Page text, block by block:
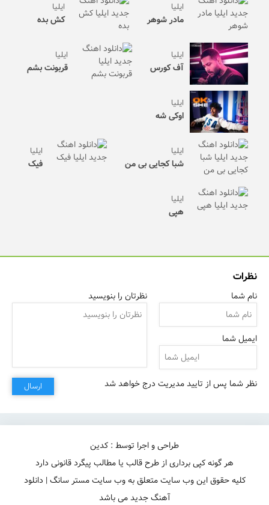
ایلیا
مادر شوهر
ایلیا
کش بده
ایلیا
آف کورس
ایلیا
قربونت بشم
ایلیا
اوکی شه
ایلیا
شبا کجایی بی من
ایلیا
فیک
ایلیا
هپی
نظرات
نام شما
ایمیل شما
نظرتان را بنویسید
نظر شما پس از تایید مدیریت درج خواهد شد ارسال
طراحی و اجرا توسط : کدین
هر گونه کپی برداری از طرح قالب یا مطالب پیگرد قانونی دارد
کلیه حقوق این وب سایت متعلق به وب سایت مستر سانگ | دانلود
آهنگ جدید می باشد